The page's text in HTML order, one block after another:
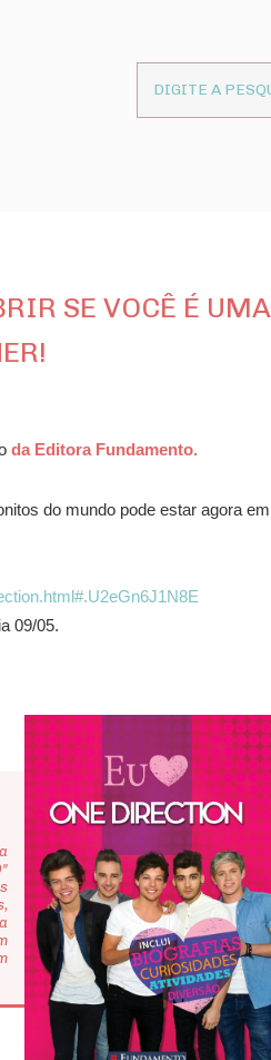
SE VOCÊ É UMA
da Editora Fundamento.
do mundo pode estar agora em
09/05.